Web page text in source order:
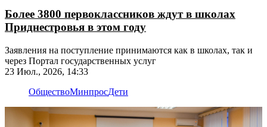
Более 3800 первоклассников ждут в школах
Приднестровья в этом году
Заявления на поступление принимаются как в школах, так и
через Портал государственных услуг
23 Июл., 2026, 14:33
ОбществоМинпросДети